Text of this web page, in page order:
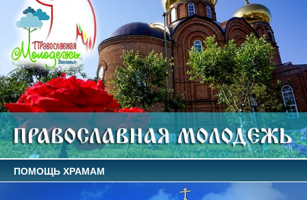
ПОМОЩЬ ХРАМАМ